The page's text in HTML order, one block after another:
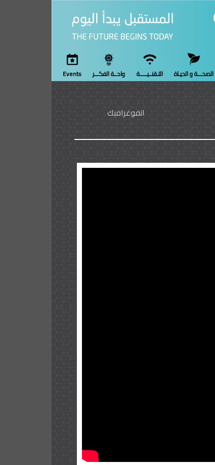
الصحـــة و الحيـاة التـقنــيـــــة واحــة الفكـــر Events
انفوغرافيك